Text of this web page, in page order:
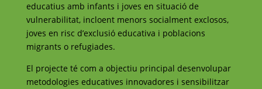
educatius amb infants i joves en situació de
vulnerabilitat, incloent menors socialment exclosos,
joves en risc d’exclusió educativa i poblacions
migrants o refugiades.
El projecte té com a objectiu principal desenvolupar
metodologies educatives innovadores i sensibilitzar